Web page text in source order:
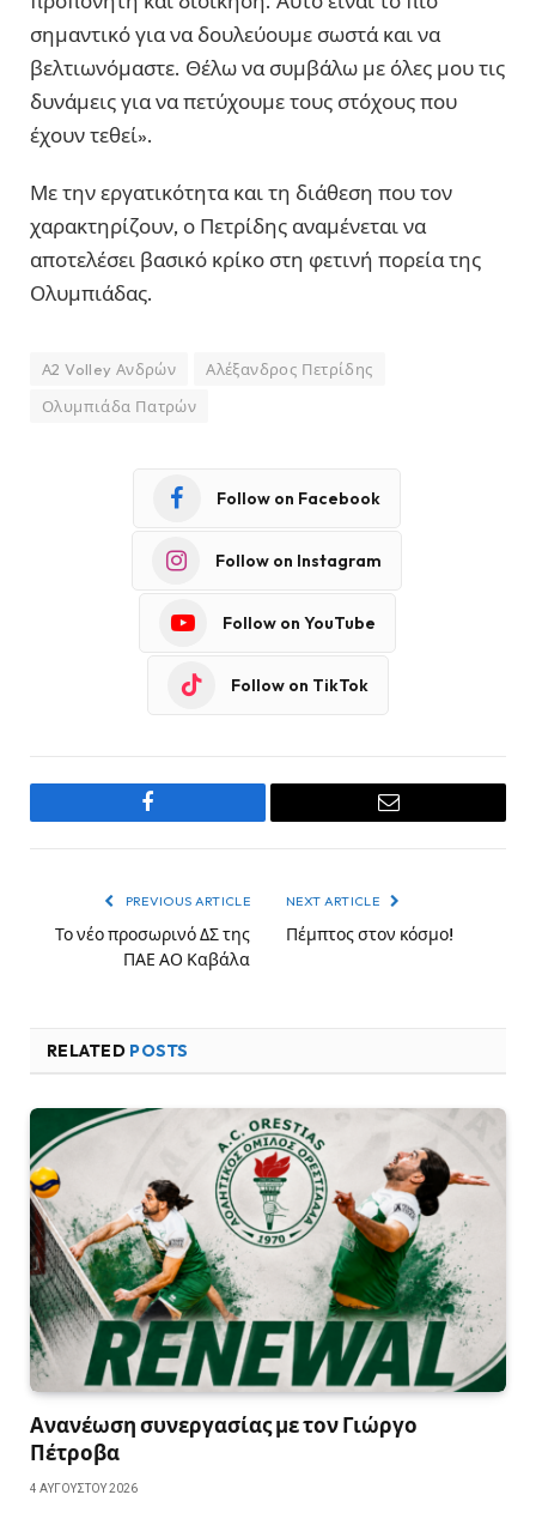
σημαντικό για να δουλεύουμε σωστά και να
βελτιωνόμαστε. Θέλω να συμβάλω με όλες μου τις
δυνάμεις για να πετύχουμε τους στόχους που
έχουν τεθεί».
Με την εργατικότητα και τη διάθεση που τον
χαρακτηρίζουν, ο Πετρίδης αναμένεται να
αποτελέσει βασικό κρίκο στη φετινή πορεία της
Ολυμπιάδας.
Α2 Volley Ανδρών
Αλέξανδρος Πετρίδης
Ολυμπιάδα Πατρών
Follow on Facebook
Follow on Instagram
Follow on YouTube
Follow on TikTok
Facebook Email
PREVIOUS ARTICLE
Το νέο προσωρινό ΔΣ της
ΠΑΕ ΑΟ Καβάλα
NEXT ARTICLE
Πέμπτος στον κόσμο!
RELATED POSTS
Ανανέωση συνεργασίας με τον Γιώργο
Πέτροβα
4 ΑΥΓΟΎΣΤΟΥ 2026